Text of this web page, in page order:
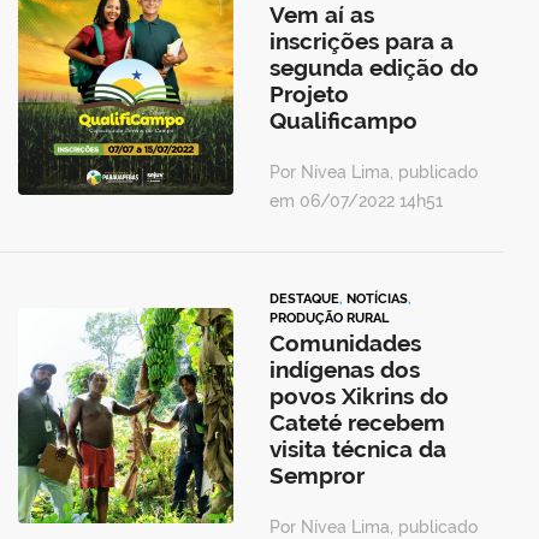
Vem aí as
inscrições para a
segunda edição do
Projeto
Qualificampo
Por Nívea Lima, publicado
em 06/07/2022 14h51
DESTAQUE, NOTÍCIAS,
PRODUÇÃO RURAL
Comunidades
indígenas dos
povos Xikrins do
Cateté recebem
visita técnica da
Sempror
Por Nívea Lima, publicado